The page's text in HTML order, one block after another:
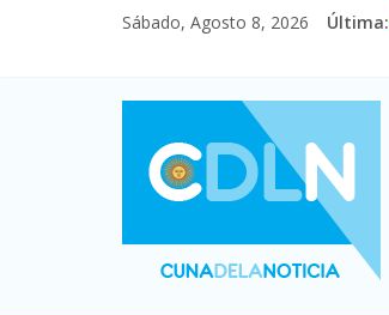
Sábado, Agosto 8, 2026 Última: